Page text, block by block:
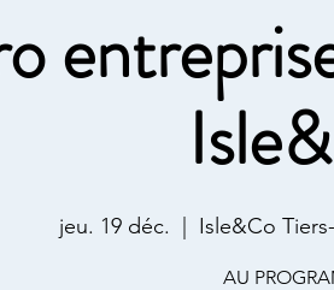
jeu. 19 déc. Isle&Co
AU